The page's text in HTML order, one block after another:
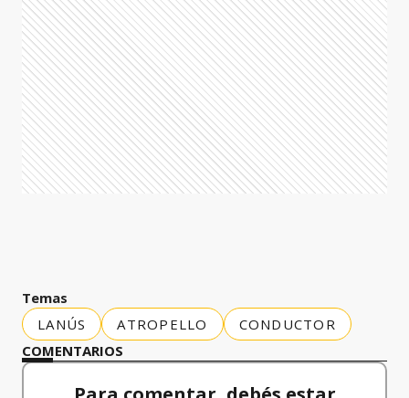
Temas
LANÚS
ATROPELLO
CONDUCTOR
COMENTARIOS